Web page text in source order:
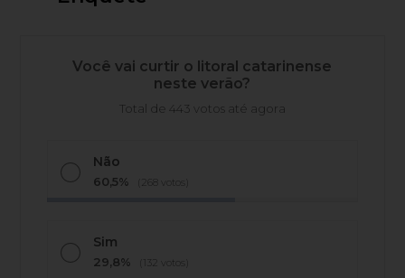
Você vai curtir o litoral catarinense
neste verão?
Total de 443 votos até agora
Não
60,5% (268 votos)
Sim
29,8% (132 votos)